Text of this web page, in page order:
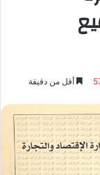
أقل من دقيقة